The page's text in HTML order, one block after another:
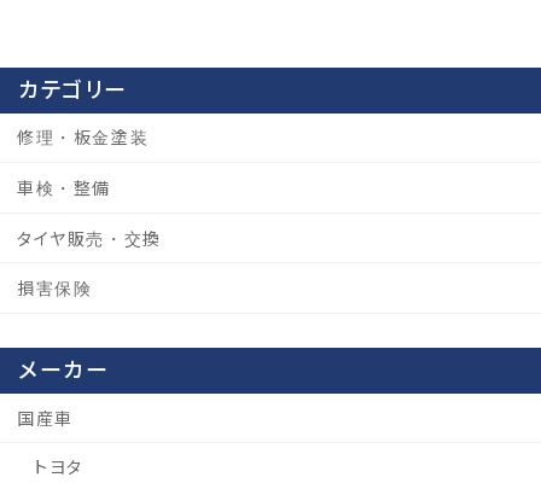
ペ
ー
ジ
送
り
カテゴリー
修理・板金塗装
車検・整備
タイヤ販売・交換
損害保険
メーカー
国産車
トヨタ